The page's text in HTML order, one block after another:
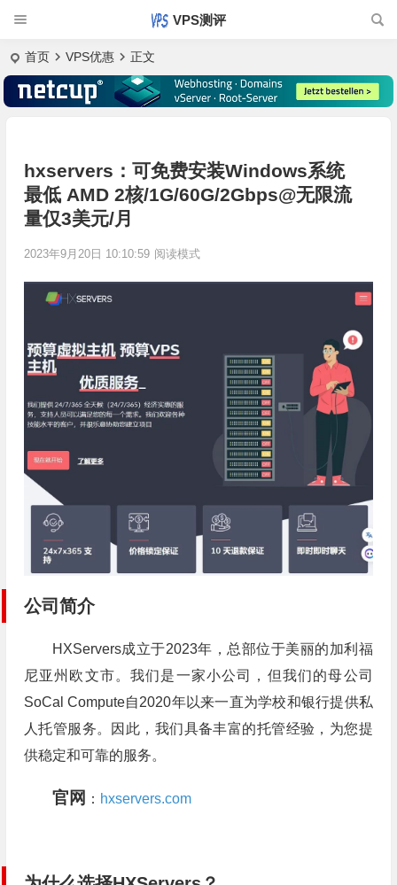
VPS测评
首页 VPS优惠 正文
hxservers：可免费安装Windows系统
最低 AMD 2核/1G/60G/2Gbps@无限流
量仅3美元/月
2023年9月20日 10:10:59 阅读模式
公司简介
HXServers成立于2023年，总部位于美丽的加利福
尼亚州欧文市。我们是一家小公司，但我们的母公司
SoCal Compute自2020年以来一直为学校和银行提供私
人托管服务。因此，我们具备丰富的托管经验，为您提
供稳定和可靠的服务。
官网 ： hxservers.com